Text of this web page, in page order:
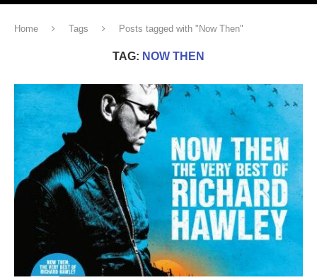
Home Tags Posts tagged with "Now Then"
TAG: NOW THEN